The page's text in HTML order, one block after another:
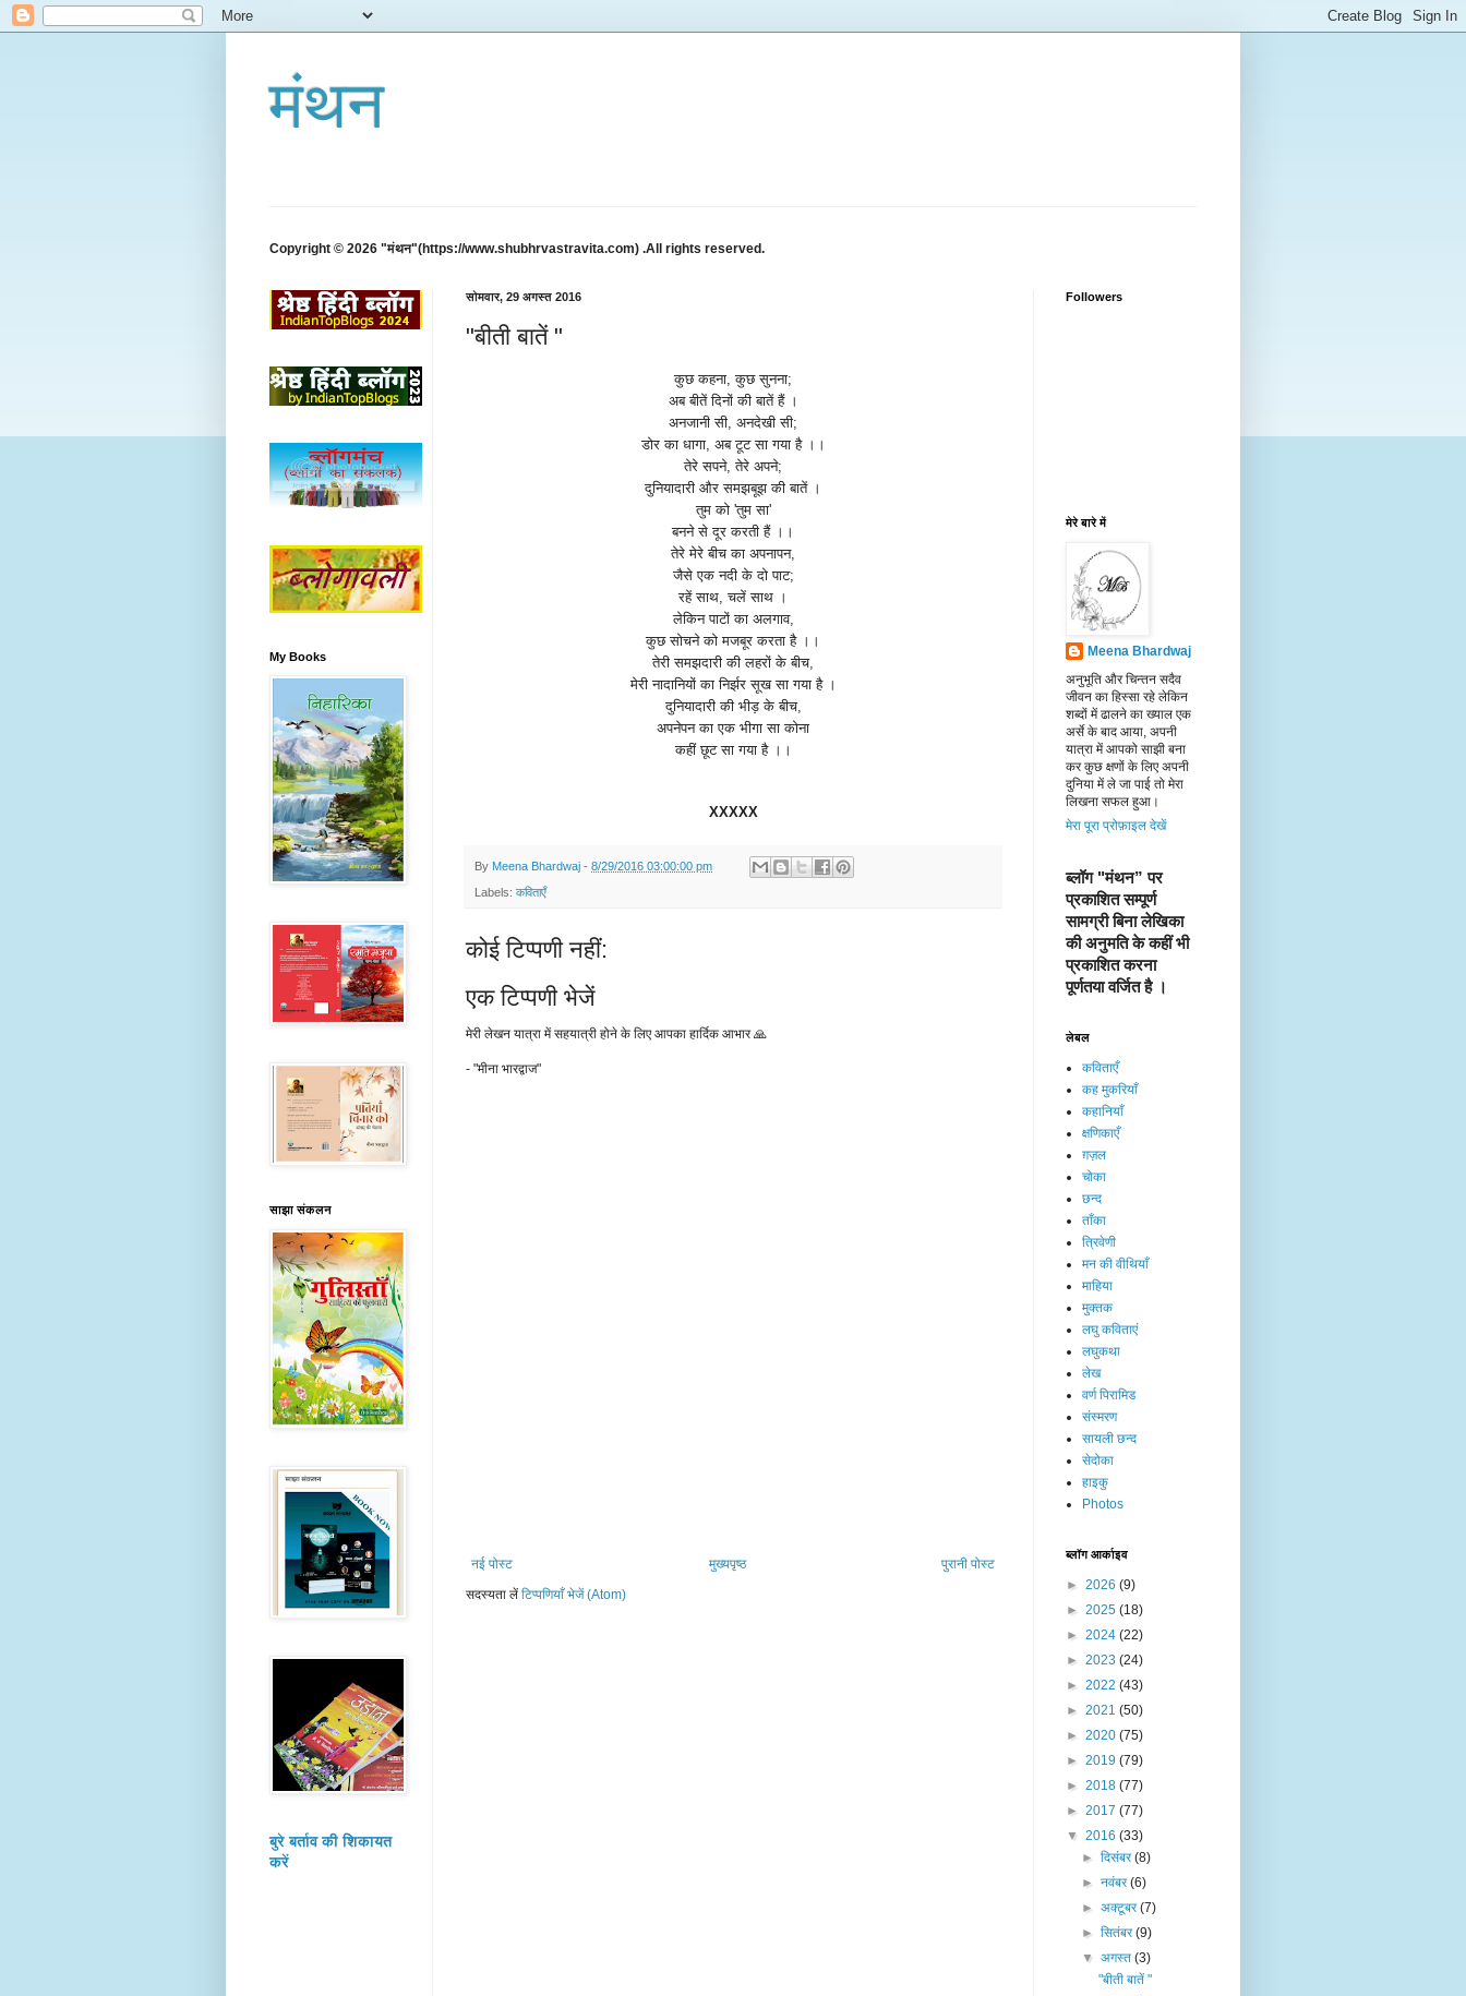
मंथन
Copyright © 2026 "मंथन"(https://www.shubhrvastravita.com) .All rights reserved.
सोमवार, 29 अगस्त 2016
"बीती बातें "
कुछ कहना ,कुछ सुनना;
अब बीतें दिनों की बातें हैं ।
अनजानी सी अनदेखी सी;
डोर का धागा, अब टूट सा गया है ।।
तेरे सपने,तेरे अपने;
दुनियादारी और समझबूझ की बातें ।
तुम को'तुम सा'
बनने से दूर करती हैं ।।
तेरे मेरे बीच का अपनापन,
जैसे एक नदी के दो पाट;
रहें साथ ,चलें साथ ।
लेकिन पाटों का अलगाव,
कुछ सोचने को मजबूर करता है ।।
तेरी समझदारी की लहरों के बीच,
मेरी नादानियों का निर्झर सूख सा गया है ।
दुनियादारी की भीड़ के बीच,
अपनेपन का एक भीगा सा कोना
कहीं छूट सा गया है ।।
XXXXX
By Meena Bhardwaj - 8/29/2016 03:00:00 pm
Labels: कविताएँ
कोई टिप्पणी नहीं:
एक टिप्पणी भेजें
मेरी लेखन यात्रा में सहयात्री होने के लिए आपका हार्दिक आभार 🙏
- "मीना भारद्वाज"
नई पोस्ट पुरानी पोस्ट
मुख्यपृष्ठ
सदस्यता लें टिप्पणियाँ भेजें (Atom)
My Books
साझा संकलन
बुरे बर्ताव की शिकायत
करें
Followers
मेरे बारे में
Meena Bhardwaj
अनुभूति और चिन्तन सदैव
जीवन का हिस्सा रहे लेकिन
शब्दों में ढालने का ख्याल एक
अर्से के बाद आया, अपनी
यात्रा में आपको साझी बना
कर कुछ क्षणों के लिए अपनी
दुनिया में ले जा पाई तो मेरा
लिखना सफल हुआ।
मेरा पूरा प्रोफ़ाइल देखें
ब्लॉग "मंथन” पर
प्रकाशित सम्पूर्ण
सामग्री बिना लेखिका
की अनुमति के कहीं भी
प्रकाशित करना
पूर्णतया वर्जित है ।
लेबल
कविताएँ
कह मुकरियाँ
कहानियाँ
क्षणिकाएँ
ग़ज़ल
चोका
छन्द
ताँका
त्रिवेणी
मन की वीथियाँ
माहिया
मुक्तक
लघु कविताएं
लघुकथा
लेख​
वर्ण पिरामिड
संस्मरण
सायली छन्द
सेदोका
हाइकु
Photos
ब्लॉग आर्काइव
► 2026 (9)
► 2025 (18)
► 2024 (22)
► 2023 (24)
► 2022 (43)
► 2021 (50)
► 2020 (75)
► 2019 (79)
► 2018 (77)
► 2017 (77)
▼ 2016 (33)
►दिसंबर(8)
►नवंबर(6)
►अक्टूबर(7)
►सितंबर(9)
▼अगस्त(3)
"बीती बातें "